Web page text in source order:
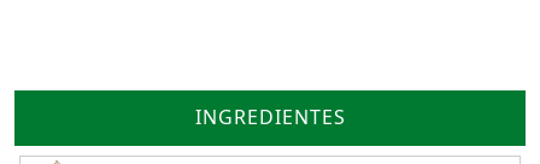
INGREDIENTES